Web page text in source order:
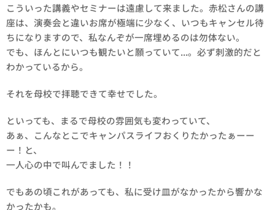
こういった講義やセミナーは遠慮して来ました。赤松さんの講
座は、演奏会と違いお席が極端に少なく、いつもキャンセル待
ちになりますので、私なんぞが一席埋めるのは勿体ない。
でも、ほんとにいつも観たいと願っていて...。必ず刺激的だと
わかっているから。
それを母校で拝聴できて幸せでした。
といっても、まるで母校の雰囲気も変わっていて、
あぁ、こんなとこでキャンパスライフおくりたかったぁーー
ー！と、
一人心の中で叫んでました！！
でもあの頃これがあっても、私に受け皿がなかったから響かな
かったかも。